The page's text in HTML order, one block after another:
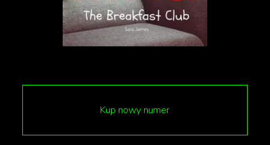
tron” – wtedy po raz pierwszy to zobaczyliśmy –
powiedziała Jenny. Potem dzieciaki zaczęły to
zauważać, więc kiedy zobaczyliśmy ten konkurs,
„Dziś jest Dzień Ojca. Musisz iść. To będzie twój
prezent z tej okazji”.
Kup nowy numer